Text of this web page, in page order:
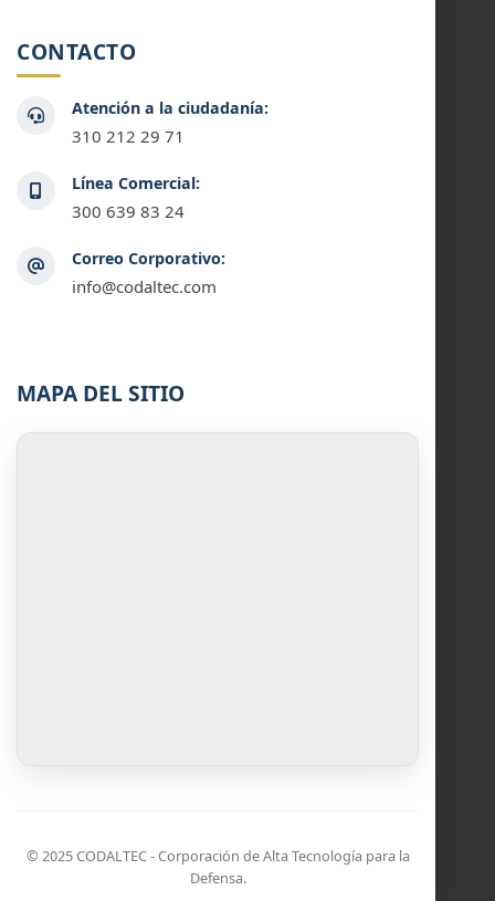
CONTACTO
Atención a la ciudadanía:
310 212 29 71
Línea Comercial:
300 639 83 24
Correo Corporativo:
info@codaltec.com
MAPA DEL SITIO
© 2025 CODALTEC - Corporación de Alta Tecnología para la
Defensa.